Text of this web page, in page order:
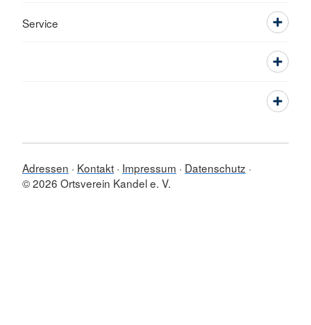
Service
Adressen Kontakt Impressum
Datenschutz
© 2026 Ortsverein Kandel e. V.